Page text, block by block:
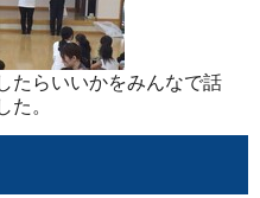
たらいいかをみんなで話
た。